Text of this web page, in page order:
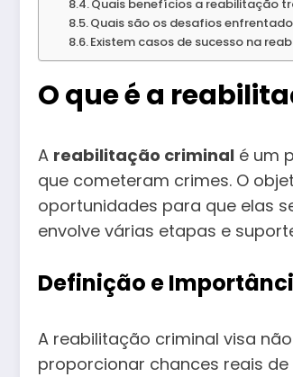
Quais benefícios a reabilitação
Quais são os desafios
Existem casos de sucesso na
O que é a
A reabilitação criminal é um
que cometeram crimes. O
oportunidades para que elas
envolve várias etapas e
Definição e
A reabilitação criminal visa
proporcionar chances reais